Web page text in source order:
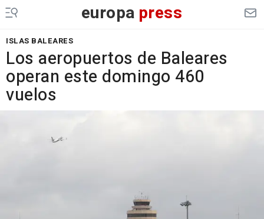
europa press
ISLAS BALEARES
Los aeropuertos de Baleares
operan este domingo 460
vuelos